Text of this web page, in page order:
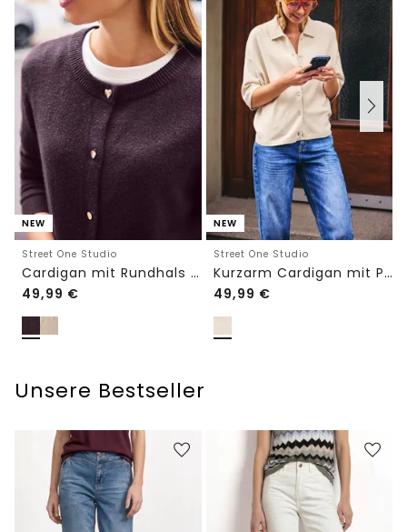
NEW
Street One Studio
Cardigan mit Rundhals und Knöpfen
49,99 €
NEW
Street One Studio
Kurzarm Cardigan mit Polokragen
49,99 €
Unsere Bestseller